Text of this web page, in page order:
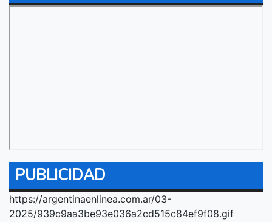
PUBLICIDAD
https://argentinaenlinea.com.ar/03-
2025/939c9aa3be93e036a2cd515c84ef9f08.gif